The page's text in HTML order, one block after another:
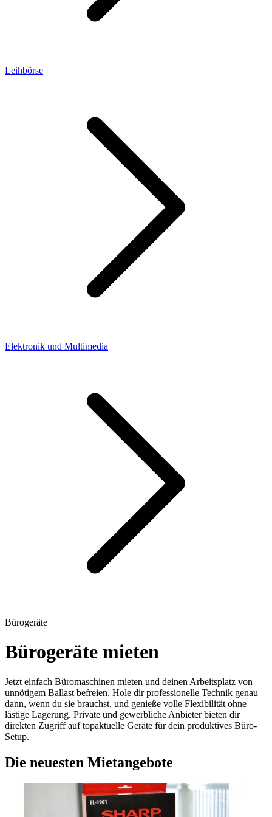
Leihbörse
Elektronik und Multimedia
Bürogeräte
Bürogeräte mieten
Jetzt einfach Büromaschinen mieten und deinen Arbeitsplatz von
unnötigem Ballast befreien. Hole dir professionelle Technik genau
dann, wenn du sie brauchst, und genieße volle Flexibilität ohne
lästige Lagerung. Private und gewerbliche Anbieter bieten dir
direkten Zugriff auf topaktuelle Geräte für dein produktives Büro-
Setup.
Die neuesten Mietangebote